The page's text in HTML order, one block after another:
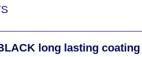
long lasting coating